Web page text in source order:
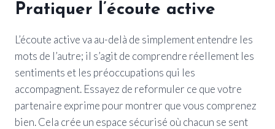
Pratiquer l’écoute active
L’écoute active va au-delà de simplement entendre les
mots de l’autre; il s’agit de comprendre réellement les
sentiments et les préoccupations qui les
accompagnent. Essayez de reformuler ce que votre
partenaire exprime pour montrer que vous comprenez
bien. Cela crée un espace sécurisé où chacun se sent